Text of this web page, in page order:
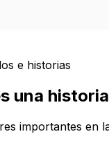
e historias
una
importantes en